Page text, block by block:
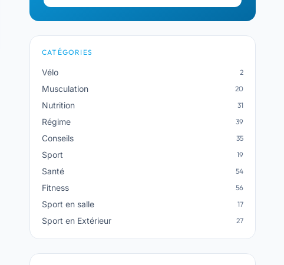
CATÉGORIES
Vélo 2
Musculation 20
Nutrition 31
Régime 39
Conseils 35
Sport 19
Santé 54
Fitness 56
Sport en salle 17
Sport en Extérieur 27